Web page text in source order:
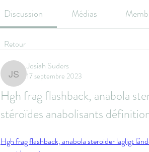
Discussion Médias
Retour
Josiah Suders
Josiah Suders
17 septembre 2023
Hgh frag flashback, anabola
stéroïdes anabolisants
Hgh frag flashback, anabola steroider lagligt